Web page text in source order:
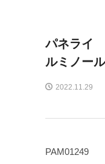
パネライ
ルミノー
2022.11.29
PAM01249